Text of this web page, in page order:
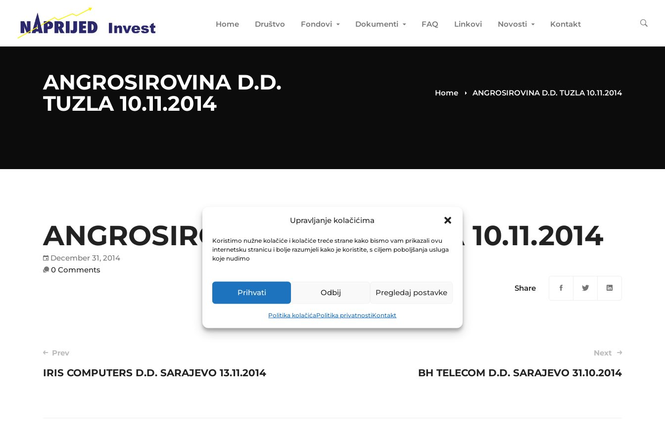
Upravljanje kolačićima
Koristimo nužne kolačiće i kolačiće treće strane kako bismo vam prikazali ovu
internetsku stranicu i bolje razumjeli kako je koristite, s ciljem poboljšanja usluga
koje nudimo
Prihvati Odbij Pregledaj postavke
Politika kolačićaPolitika privatnostiKontakt
Home Društvo Fondovi Dokumenti FAQ Linkovi Novosti Kontakt
ANGROSIROVINA D.D.
TUZLA 10.11.2014
Home ANGROSIROVINA D.D. TUZLA 10.11.2014
ANGROSIROVINA D.D. TUZLA 10.11.2014
December 31, 2014
0 Comments
Share
Post
navigation
Prev
IRIS COMPUTERS D.D. SARAJEVO 13.11.2014
Next
BH TELECOM D.D. SARAJEVO 31.10.2014